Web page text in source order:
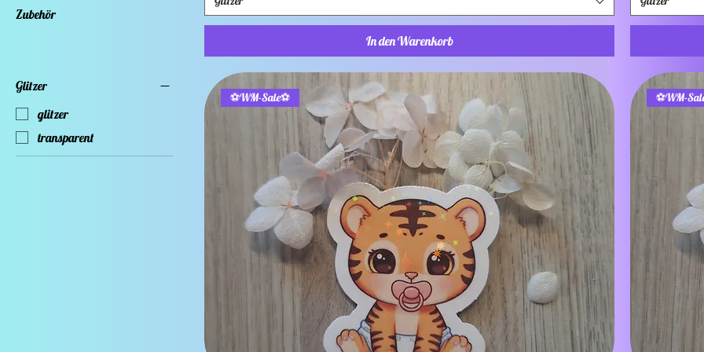
Zubehör
Glitzer
glitzer
transparent
In den Warenkorb
⚽WM-Sale⚽ ⚽WM-